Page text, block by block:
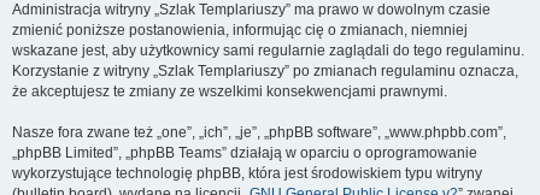
Administracja witryny „Szlak Templariuszy” ma prawo w dowolnym czasie
zmienić poniższe postanowienia, informując cię o zmianach, niemniej
wskazane jest, aby użytkownicy sami regularnie zaglądali do tego regulaminu.
Korzystanie z witryny „Szlak Templariuszy” po zmianach regulaminu oznacza,
że akceptujesz te zmiany ze wszelkimi konsekwencjami prawnymi.
Nasze fora zwane też „one”, „ich”, „je”, „phpBB software”, „www.phpbb.com”,
„phpBB Limited”, „phpBB Teams” działają w oparciu o oprogramowanie
wykorzystujące technologię phpBB, która jest środowiskiem typu witryny